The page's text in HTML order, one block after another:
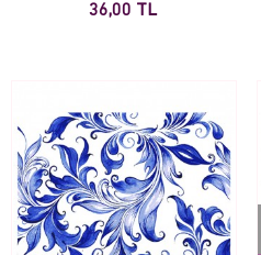
36,00 TL